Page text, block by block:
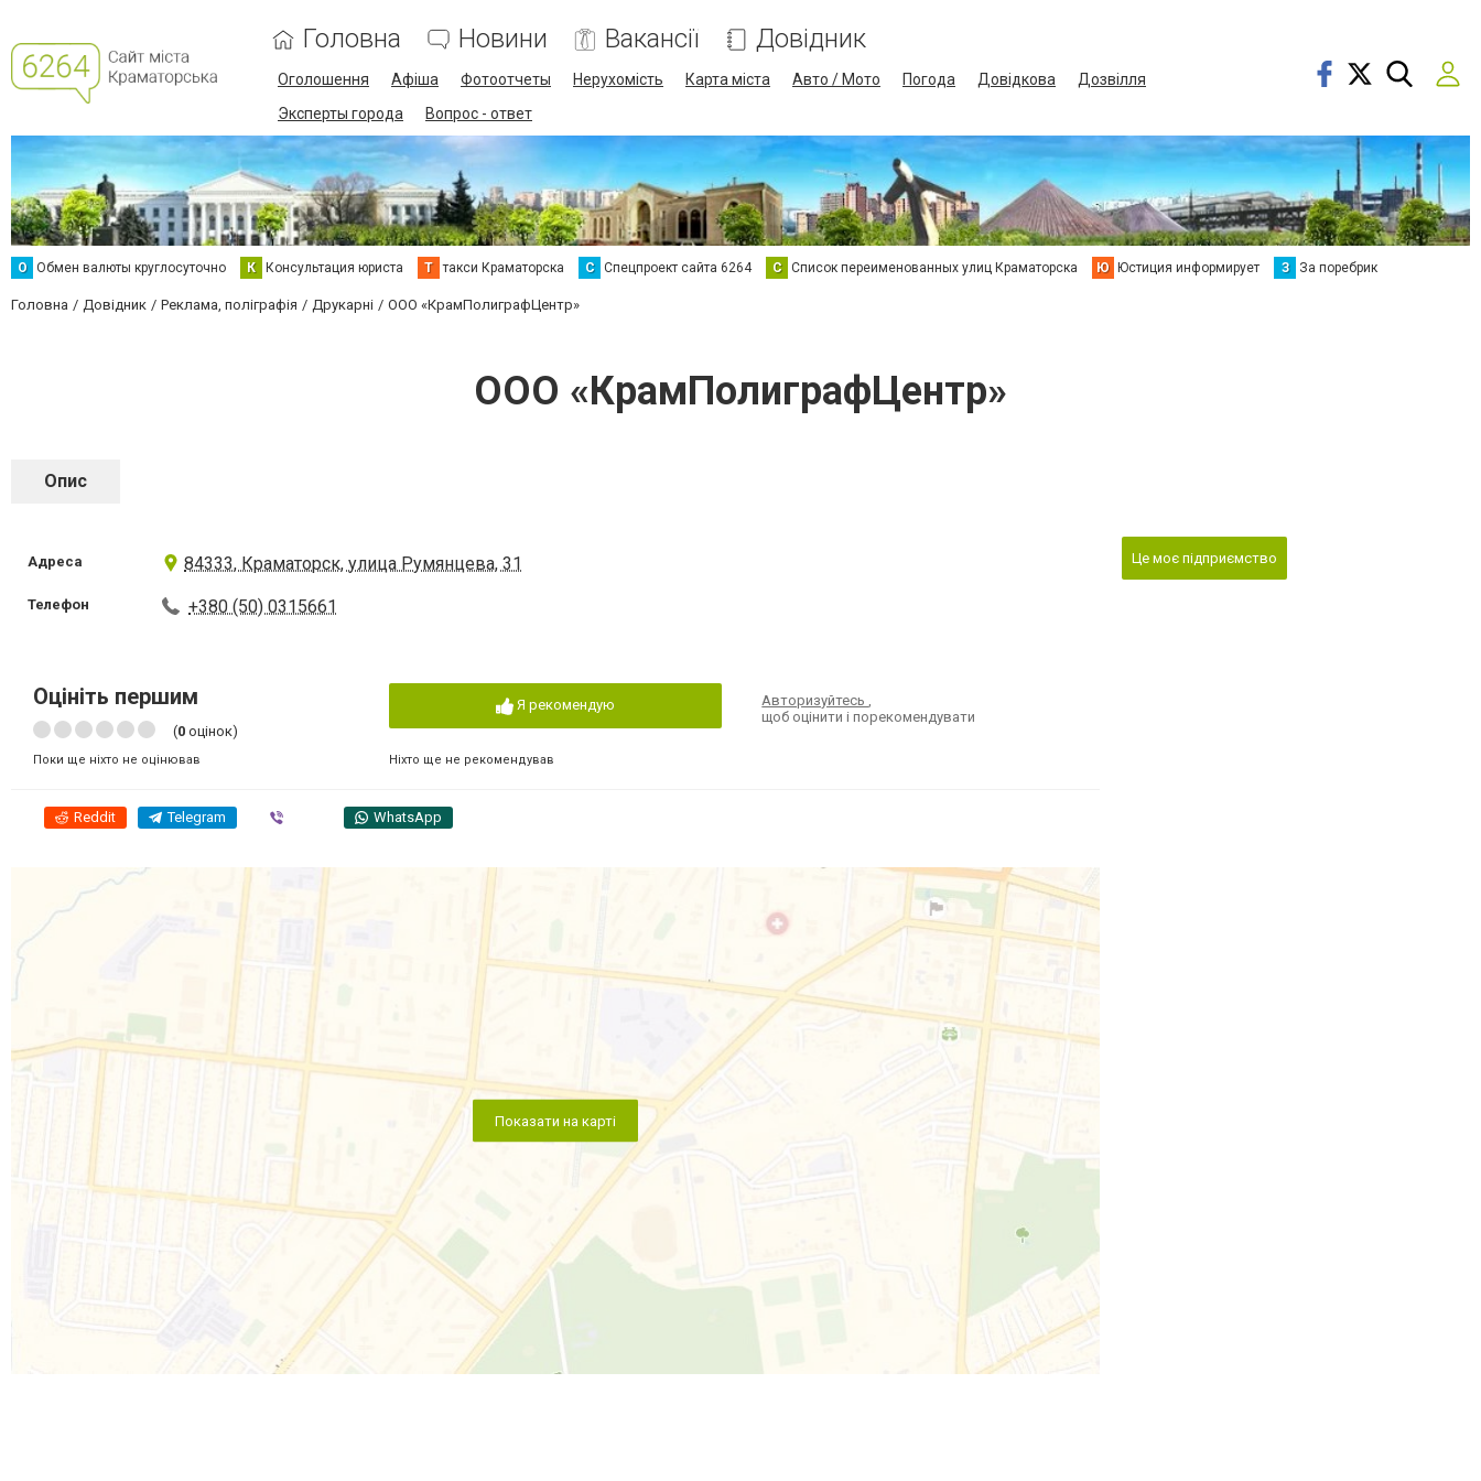
Головна Новини Вакансії Довідник
Оголошення Афіша Фотоотчеты Нерухомість Карта міста Авто / Мото Погода Довідкова
Дозвілля
Эксперты города
Вопрос - ответ
О Обмен валюты круглосуточно К Консультация юриста Т такси Краматорска С Спецпроект сайта 6264 С Список переименованных улиц Краматорска Ю Юстиция информирует З За поребрик
Головна Довідник Реклама, поліграфія Друкарні ООО «КрамПолиграфЦентр»
ООО «КрамПолиграфЦентр»
Опис
Адреса 84333, Краматорск, улица Румянцева, 31
Телефон +380 (50) 0315661
Оцініть першим
(0 оцінок)
Поки ще ніхто не оцінював
Я рекомендую
Ніхто ще не рекомендував
Авторизуйтесь,
щоб оцінити і порекомендувати
Reddit Telegram WhatsApp
Показати на карті
Це моє підприємство